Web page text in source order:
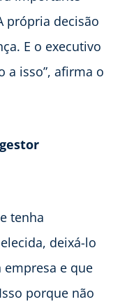
própria decisão
E o executivo
a isso”, afirma o
tenha
deixá-lo
e que
porque não